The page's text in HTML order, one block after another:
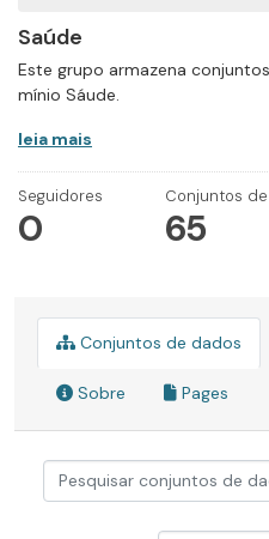
Saúde
Este grupo armazena
mínio Sáude.
leia mais
Seguidores
0
Conjuntos
65
Conjuntos de dados
Sobre Pages